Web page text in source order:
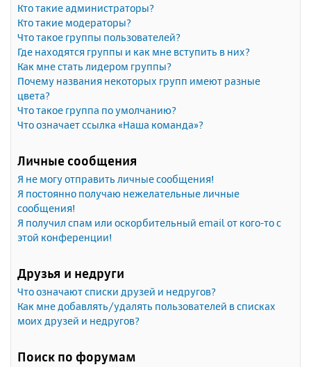
Кто такие администраторы?
Кто такие модераторы?
Что такое группы пользователей?
Где находятся группы и как мне вступить в них?
Как мне стать лидером группы?
Почему названия некоторых групп имеют разные
цвета?
Что такое группа по умолчанию?
Что означает ссылка «Наша команда»?
Личные сообщения
Я не могу отправить личные сообщения!
Я постоянно получаю нежелательные личные
сообщения!
Я получил спам или оскорбительный email от кого-то с
этой конференции!
Друзья и недруги
Что означают списки друзей и недругов?
Как мне добавлять/удалять пользователей в списках
моих друзей и недругов?
Поиск по форумам